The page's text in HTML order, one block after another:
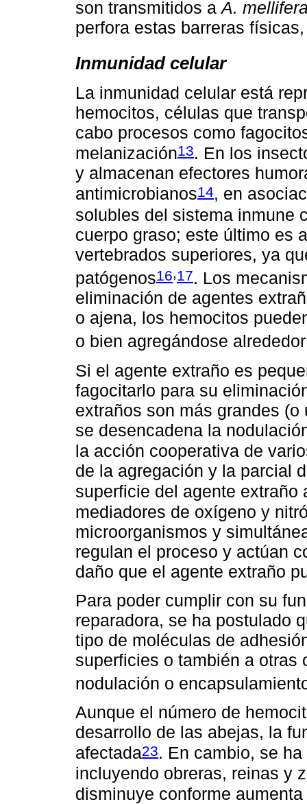
son transmitidos a A.
perfora estas barreras
Inmunidad celular
La inmunidad celular está
hemocitos, células que
cabo procesos como
melanización13. En los
y almacenan efectores
antimicrobianos14, en
solubles del sistema inmune
cuerpo graso; este último es
vertebrados superiores, ya
patógenos16,17. Los
eliminación de agentes
o ajena, los hemocitos
o bien agregándose
Si el agente extraño es
fagocitarlo para su
extraños son más grandes
se desencadena la
la acción cooperativa de
de la agregación y la parcial
superficie del agente extraño
mediadores de oxígeno y
microorganismos y
regulan el proceso y actúan
daño que el agente extraño
Para poder cumplir con su
reparadora, se ha postulado
tipo de moléculas de
superficies o también a otras
nodulación o
Aunque el número de
desarrollo de las abejas, la
afectada23. En cambio, se
incluyendo obreras, reinas y
disminuye conforme